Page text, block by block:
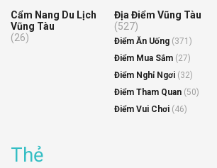
Cẩm Nang Du Lịch
Vũng Tàu
(26)
Địa Điểm Vũng Tàu
(527)
Điểm Ăn Uống (371)
Điểm Mua Sắm (27)
Điểm Nghỉ Ngơi (32)
Điểm Tham Quan (50)
Điểm Vui Chơi (46)
Thẻ